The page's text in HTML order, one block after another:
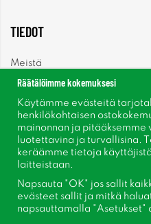
TIEDOT
Meistä
Uutiskirje
Tietoja evästeistä
Inspiraatiota
Räätälöimme kokemuksesi
Käytämme evästeitä
henkilökohtaisen
mainonnan ja pitääksemme
luotettavina ja turvallisina.
keräämme tietoja
laitteistaan.
Napsauta "OK" jos sallit
evästeet sallit ja mitkä
napsauttamalla "Asetukset"